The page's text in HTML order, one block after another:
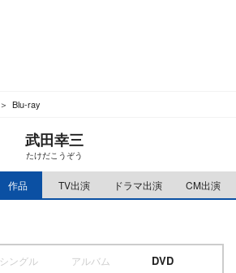
Blu-ray
武田幸三
たけだこうぞう
作品 TV出演 ドラマ出演 CM出演
シングル アルバム
DVD